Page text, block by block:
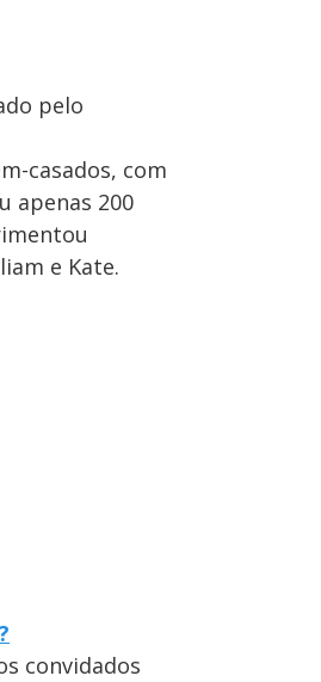
pelo
casados, com
apenas 200
e Kate.
convidados